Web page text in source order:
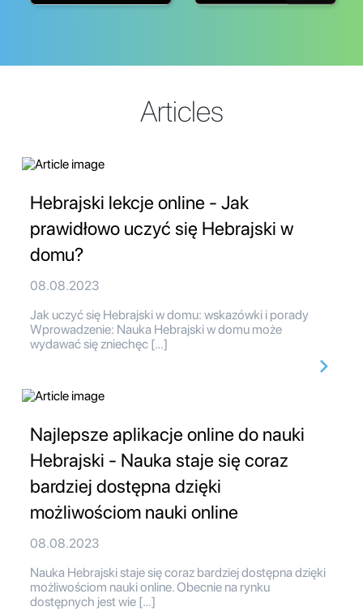
Articles
Hebrajski lekcje online - Jak
prawidłowo uczyć się Hebrajski w
domu?
08.08.2023
Jak uczyć się Hebrajski w domu: wskazówki i porady
Wprowadzenie: Nauka Hebrajski w domu może
wydawać się zniechęc […]
Najlepsze aplikacje online do nauki
Hebrajski - Nauka staje się coraz
bardziej dostępna dzięki
możliwościom nauki online
08.08.2023
Nauka Hebrajski staje się coraz bardziej dostępna dzięki
możliwościom nauki online. Obecnie na rynku
dostępnych jest wie […]